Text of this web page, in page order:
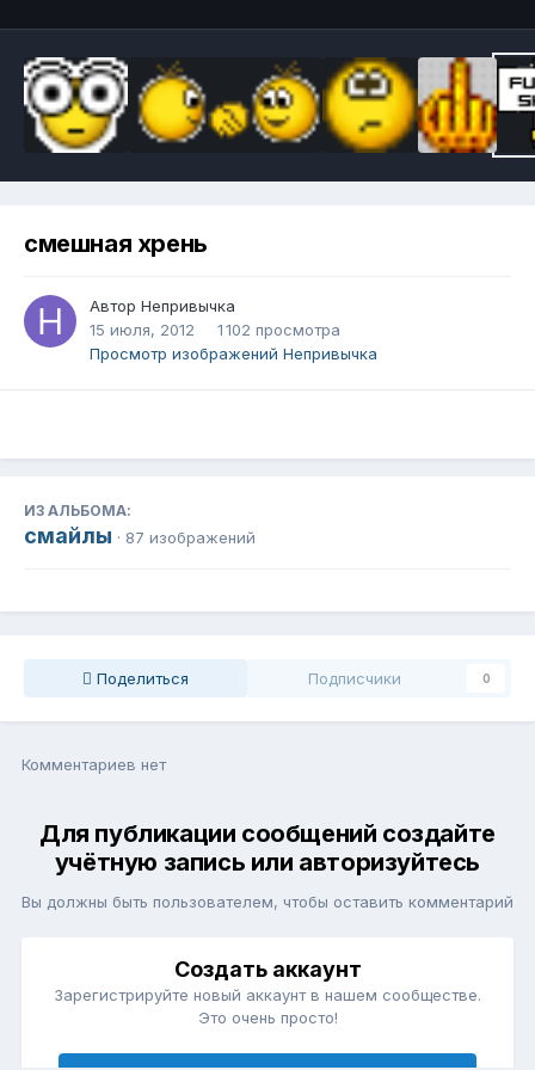
смешная хрень
Автор Непривычка
15 июля, 2012
1 102 просмотра
Просмотр изображений Непривычка
ИЗ АЛЬБОМА:
смайлы · 87 изображений
Поделиться Подписчики 0
Комментариев нет
Для публикации сообщений создайте
учётную запись или авторизуйтесь
Вы должны быть пользователем, чтобы оставить комментарий
Создать аккаунт
Зарегистрируйте новый аккаунт в нашем сообществе.
Это очень просто!